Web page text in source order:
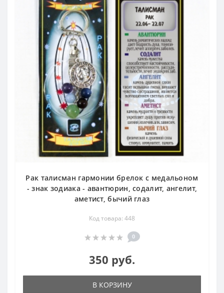
Рак талисман гармонии брелок с медальоном
- знак зодиака - авантюрин, содалит, ангелит,
аметист, бычий глаз
Код товара: 448
0
350 руб.
В КОРЗИНУ